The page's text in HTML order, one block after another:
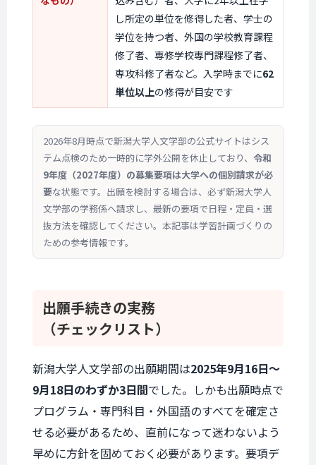
し所定の単位を修得した者、学士の
学位を持つ者、外国の学校教育課程
修了者、専修学校専門課程修了者、
専攻科修了者など。入学時までに62
単位以上の修得が目安です
2026年8月時点で新潟大学人文学部の公式サイトはシス
テム点検のため一時的に学外公開を休止しており、 令和
9年度（2027年度）の募集要項は大学への個別請求が必
要な状態です。出願を検討する場合は、必ず新潟大学人
文学部の学務係へ請求し、最新の要項で日程・定員・選
抜方法を確認してください。本記事は学習計画づくりの
ための参考情報です。
出願手続きの実務
（チェックリスト）
新潟大学人文学部の出願期間は2025年9月16日〜
9月18日のわずか3日間でした。しかも出願時点で
プログラム・専門科目・外国語のすべてを確定さ
せる必要があるため、直前になって迷わないよう
早めに方針を固めておく必要があります。要項デ